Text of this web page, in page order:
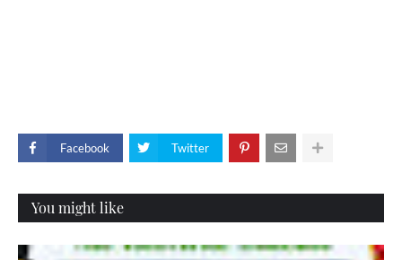
Facebook Twitter
You might like